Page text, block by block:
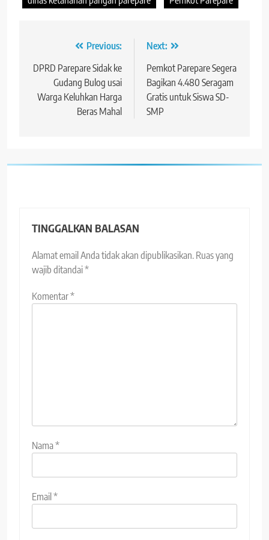
Navigasi
pos
Previous:
DPRD Parepare Sidak ke
Gudang Bulog usai
Warga Keluhkan Harga
Beras Mahal
Next:
Pemkot Parepare Segera
Bagikan 4.480 Seragam
Gratis untuk Siswa SD-
SMP
TINGGALKAN BALASAN
Alamat email Anda tidak akan dipublikasikan. Ruas yang
wajib ditandai*
Komentar*
Nama*
Email*